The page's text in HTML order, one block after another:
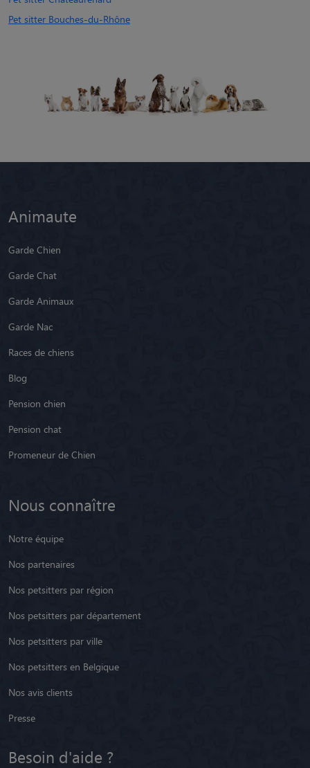
Pet sitter Bouches-du-Rhône
Animaute
Garde Chien
Garde Chat
Garde Animaux
Garde Nac
Races de chiens
Blog
Pension chien
Pension chat
Promeneur de Chien
Nous connaître
Notre équipe
Nos partenaires
Nos petsitters par région
Nos petsitters par département
Nos petsitters par ville
Nos petsitters en Belgique
Nos avis clients
Presse
Besoin d'aide ?